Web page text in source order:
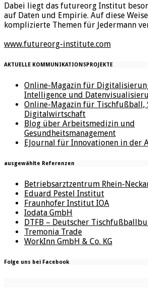
Dabei liegt das futureorg Institut
auf Daten und Empirie. Auf diese
komplizierte Themen für Jedermann
www.futureorg-institute.com
AKTUELLE KOMMUNIKATIONSPROJEKTE
Online-Magazin für
Intelligence und
Online-Magazin für Tischfußball,
Digitalwirtschaft
Blog über Arbeitsmedizin und
Gesundheitsmanagement
EJournal für Innovationen in der
ausgewählte Referenzen
Betriebsarztzentrum Rhein-
Eduard Pestel Institut
Fraunhofer Institut IOA
Iodata GmbH
DTFB – Deutscher
Tremonia Trade
WorkInn GmbH & Co. KG
Folge uns bei Facebook